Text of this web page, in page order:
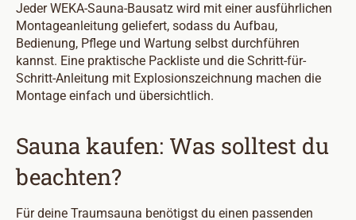
Jeder WEKA-Sauna-Bausatz wird mit einer ausführlichen
Montageanleitung geliefert, sodass du Aufbau,
Bedienung, Pflege und Wartung selbst durchführen
kannst. Eine praktische Packliste und die Schritt-für-
Schritt-Anleitung mit Explosionszeichnung machen die
Montage einfach und übersichtlich.
Sauna kaufen: Was solltest du
beachten?
Für deine Traumsauna benötigst du einen passenden